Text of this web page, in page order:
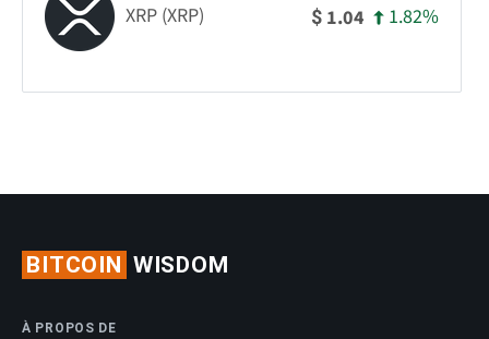
XRP (XRP) $ 1.04 1.82%
BITCOIN WISDOM
À PROPOS DE